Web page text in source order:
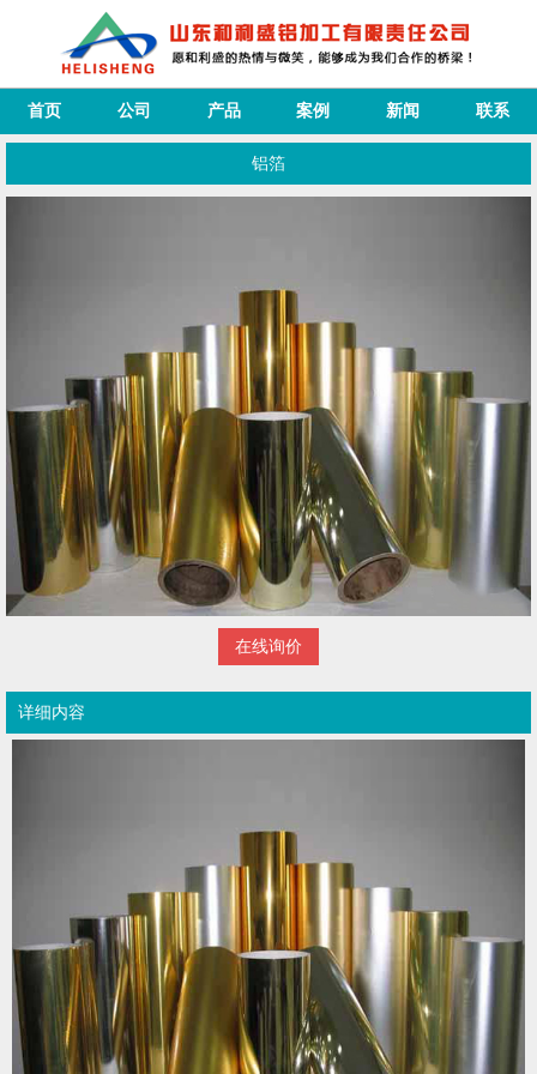
首页 公司 产品 案例 新闻 联系
铝箔
在线询价
详细内容